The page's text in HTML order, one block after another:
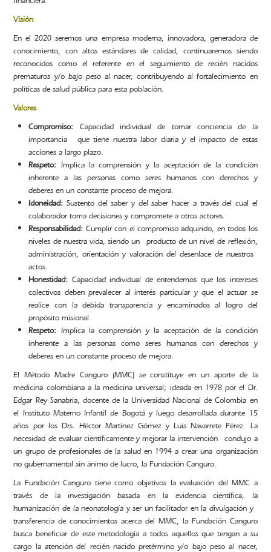
Visión
En el 2020 seremos una empresa moderna, innovadora, generadora de
conocimiento, con altos estándares de calidad, continuaremos siendo
reconocidos como el referente en el seguimiento de recién nacidos
prematuros y/o bajo peso al nacer, contribuyendo al fortalecimiento en
políticas de salud pública para esta población.
Valores
Compromiso: Capacidad individual de tomar conciencia de la
importancia que tiene nuestra labor diaria y el impacto de estas
acciones a largo plazo.
Respeto: Implica la comprensión y la aceptación de la condición
inherente a las personas como seres humanos con derechos y
deberes en un constante proceso de mejora.
Idoneidad: Sustento del saber y del saber hacer a través del cual el
colaborador toma decisiones y compromete a otros actores.
Responsabilidad: Cumplir con el compromiso adquirido, en todos los
niveles de nuestra vida, siendo un producto de un nivel de reflexión,
administración, orientación y valoración del desenlace de nuestros
actos.
Honestidad: Capacidad individual de entendemos que los intereses
colectivos deben prevalecer al interés particular y que el actuar se
realice con la debida transparencia y encaminados al logro del
propósito misional.
Respeto: Implica la comprensión y la aceptación de la condición
inherente a las personas como seres humanos con derechos y
deberes en un constante proceso de mejora.
El Método Madre Canguro (MMC) se constituye en un aporte de la
medicina colombiana a la medicina universal; ideada en 1978 por el Dr.
Edgar Rey Sanabria, docente de la Universidad Nacional de Colombia en
el Instituto Materno Infantil de Bogotá y luego desarrollada durante 15
años por los Drs. Héctor Martínez Gómez y Luis Navarrete Pérez. La
necesidad de evaluar científicamente y mejorar la intervención condujo a
un grupo de profesionales de la salud en 1994 a crear una organización
no gubernamental sin ánimo de lucro, la Fundación Canguro.
La Fundación Canguro tiene como objetivos la evaluación del MMC a
través de la investigación basada en la evidencia científica, la
humanización de la neonatología y ser un facilitador en la divulgación y
transferencia de conocimientos acerca del MMC, la Fundación Canguro
busca beneficiar de este metodología a todos aquellos que tengan a su
cargo la atención del recién nacido pretérmino y/o bajo peso al nacer,